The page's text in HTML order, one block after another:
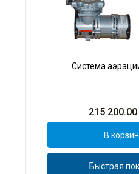
Система
215 200.00
В
Быстрая